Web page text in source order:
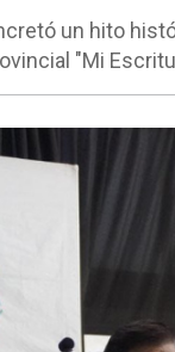
un hito
"Mi